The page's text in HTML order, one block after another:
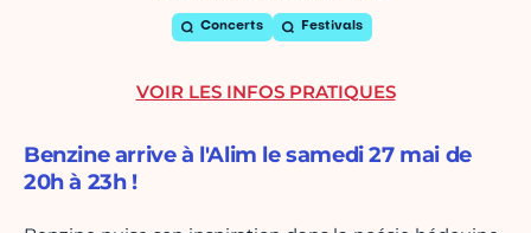
Concerts Festivals
Benzine arrive à l'Alim le samedi 27 mai de
20h à 23h !
VOIR LES INFOS PRATIQUES